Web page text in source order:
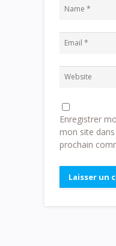
Enregistrer
mon site
prochain